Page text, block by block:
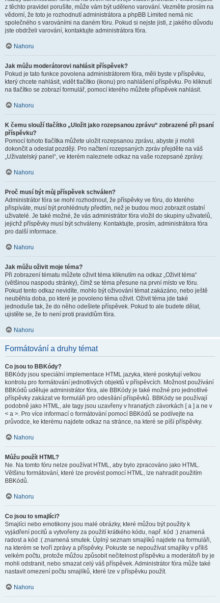
z těchto pravidel porušíte, může vám být uděleno varování. Vezměte prosím na
vědomí, že toto je rozhodnutí administrátora a phpBB Limited nemá nic
společného s varováními na daném fóru. Pokud si nejste jisti, z jakého důvodu
jste obdrželi varování, kontaktujte administrátora fóra.
Nahoru
Jak můžu moderátorovi nahlásit příspěvek?
Pokud je tato funkce povolena administrátorem fóra, měli byste v příspěvku,
který chcete nahlásit, vidět tlačítko (ikonu) pro nahlášení příspěvku. Po kliknutí
na tlačítko se zobrazí formulář, pomocí kterého můžete příspěvek nahlásit.
Nahoru
K čemu slouží tlačítko „Uložit jako rozepsanou zprávu“ zobrazené při psaní
příspěvku?
Pomocí tohoto tlačítka můžete uložit rozepsanou zprávu, abyste ji mohli
dokončit a odeslat později. Pro načtení rozepsaných zpráv přejděte na váš
„Uživatelský panel“, ve kterém naleznete odkaz na vaše rozepsané zprávy.
Nahoru
Proč musí být můj příspěvek schválen?
Administrátor fóra se mohl rozhodnout, že příspěvky ve fóru, do kterého
přispíváte, musí být prohlédnuty předtím, než je budou moci zobrazit ostatní
uživatelé. Je také možné, že vás administrátor fóra vložil do skupiny uživatelů,
jejichž příspěvky musí být schváleny. Kontaktujte, prosím, administrátora fóra
pro další informace.
Nahoru
Jak můžu oživit moje téma?
Při zobrazení tématu můžete oživit téma kliknutím na odkaz „Oživit téma“
(většinou naspodu stránky), čímž se téma přesune na první místo ve fóru.
Pokud tento odkaz nevidíte, mohlo být oživování témat zakázáno, nebo ještě
neuběhla doba, po které je povoleno téma oživit. Oživit téma jde také
jednoduše tak, že do něho odešlete příspěvek. Pokud to ale budete dělat,
ujistěte se, že to není proti pravidlům fóra.
Nahoru
Formátování a druhy témat
Co jsou to BBKódy?
BBKódy jsou speciální implementace HTML jazyka, které poskytují velkou
kontrolu pro formátování jednotlivých objektů v příspěvcích. Možnost používání
BBKódů uděluje administrátor fóra, ale BBKódy je také možné pro jednotlivé
příspěvky zakázat ve formuláři pro odesílání příspěvků. BBKódy se používají
podobně jako HTML, ale tagy jsou uzavřeny v hranatých závorkách [ a ] a ne v
< a >. Pro více informací o formátování pomocí BBKódů se podívejte na
průvodce, ke kterému najdete odkaz na stránce, na které se píší příspěvky.
Nahoru
Můžu použít HTML?
Ne. Na tomto fóru nelze používat HTML, aby bylo zpracováno jako HTML.
Většinu formátování, které lze provést pomocí HTML, lze nahradit použitím
BBKódů.
Nahoru
Co jsou to smajlíci?
Smajlíci nebo emotikony jsou malé obrázky, které můžou být použity k
vyjádření pocitů a vytvořeny za použití krátkého kódu, např. kód :) znamená
radost a kód :( znamená smutek. Úplný seznam smajlíků najdete na formuláři,
na kterém se tvoří zprávy a příspěvky. Pokuste se nepoužívat smajlíky v příliš
velkém počtu, protože můžou způsobit nečitelnost příspěvku a moderátoři by je
mohli odstranit, nebo smazat celý váš příspěvek. Administrátor fóra může také
nastavit omezení počtu smajlíků, které lze v příspěvku použít.
Nahoru